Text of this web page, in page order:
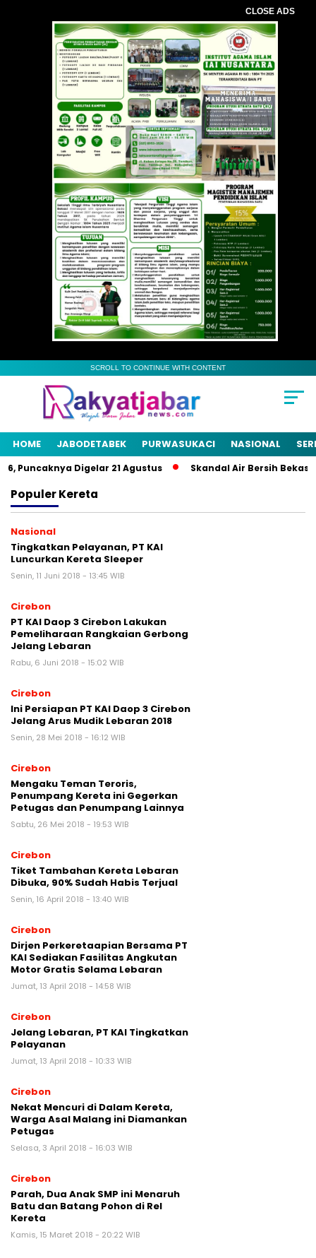
CLOSE ADS
SCROLL TO CONTINUE WITH CONTENT
HOME JABODETABEK PURWASUKACI NASIONAL
Puncaknya Digelar 21 Agustus Skandal Air Bersih Bekasi!
PopulerKereta
Nasional
Tingkatkan Pelayanan, PT KAI
Luncurkan Kereta Sleeper
Senin, 11 Juni 2018 - 13:45 WIB
Cirebon
PT KAI Daop 3 Cirebon Lakukan
Pemeliharaan Rangkaian Gerbong
Jelang Lebaran
Rabu, 6 Juni 2018 - 15:02 WIB
Cirebon
Ini Persiapan PT KAI Daop 3 Cirebon
Jelang Arus Mudik Lebaran 2018
Senin, 28 Mei 2018 - 16:12 WIB
Cirebon
Mengaku Teman Teroris,
Penumpang Kereta ini Gegerkan
Petugas dan Penumpang Lainnya
Sabtu, 26 Mei 2018 - 19:53 WIB
Cirebon
Tiket Tambahan Kereta Lebaran
Dibuka, 90% Sudah Habis Terjual
Senin, 16 April 2018 - 13:40 WIB
Cirebon
Dirjen Perkeretaapian Bersama PT
KAI Sediakan Fasilitas Angkutan
Motor Gratis Selama Lebaran
Jumat, 13 April 2018 - 14:58 WIB
Cirebon
Jelang Lebaran, PT KAI Tingkatkan
Pelayanan
Jumat, 13 April 2018 - 10:33 WIB
Cirebon
Nekat Mencuri di Dalam Kereta,
Warga Asal Malang ini Diamankan
Petugas
Selasa, 3 April 2018 - 16:03 WIB
Cirebon
Parah, Dua Anak SMP ini Menaruh
Batu dan Batang Pohon di Rel
Kereta
Kamis, 15 Maret 2018 - 20:22 WIB